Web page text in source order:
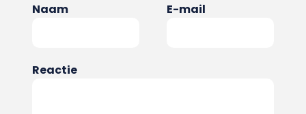
Naam E-mail
Reactie